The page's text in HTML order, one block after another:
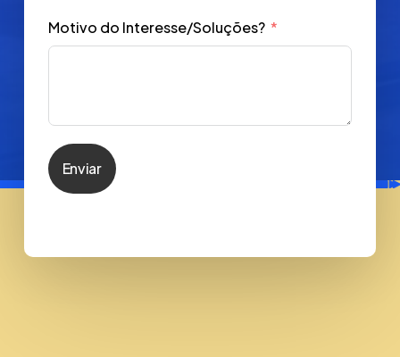
Motivo do Interesse/Soluções?
Enviar